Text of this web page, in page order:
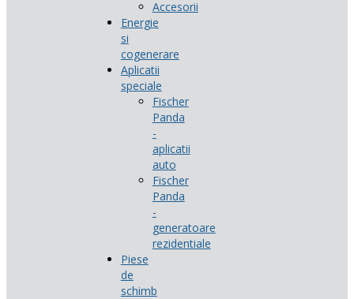
Accesorii
Energie
si
cogenerare
Aplicatii
speciale
Fischer
Panda
-
aplicatii
auto
Fischer
Panda
-
generatoare
rezidentiale
Piese
de
schimb